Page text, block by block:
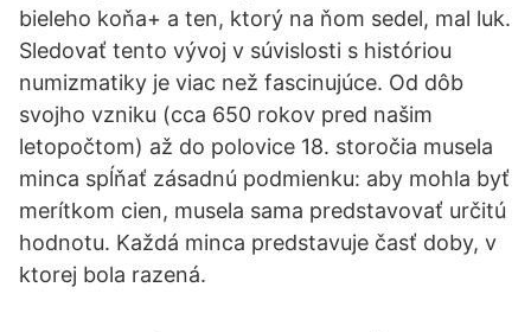
bieleho koňa+ a ten, ktorý na ňom sedel, mal luk.
Sledovať tento vývoj v súvislosti s históriou
numizmatiky je viac než fascinujúce. Od dôb
svojho vzniku (cca 650 rokov pred našim
letopočtom) až do polovice 18. storočia musela
minca spĺňať zásadnú podmienku: aby mohla byť
merítkom cien, musela sama predstavovať určitú
hodnotu. Každá minca predstavuje časť doby, v
ktorej bola razená.